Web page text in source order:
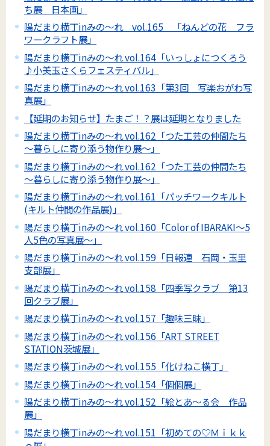
ち展 日本画」
陽だまり横丁inみの～れ vol.165 「ねんどの花 フラ
ワークラフト展」
陽だまり横丁inみの～れ vol.164「いっしょにつくろう
♪小美玉さくらフェスティバル」
陽だまり横丁inみの～れ vol.163「第3回 写楽おがわ写
真展」
【延期のお知らせ】たまご！？展は延期となりました
陽だまり横丁inみの～れ vol.162「つた工芸の仲間たち
～暮らしに寄り添う物作り展～」
陽だまり横丁inみの～れ vol.162「つた工芸の仲間たち
～暮らしに寄り添う物作り展～」
陽だまり横丁inみの～れ vol.161「パッチワークキルト
(キルト仲間の作品展)」
陽だまり横丁inみの～れ vol.160「Color of IBARAKI～5
人5色の写真展～」
陽だまり横丁inみの～れ vol.159「日報連 石岡・玉里
支部展」
陽だまり横丁inみの～れ vol.158「四季写クラブ 第13
回クラブ展」
陽だまり横丁inみの～れ vol.157「趣味三昧」
陽だまり横丁inみの～れ vol.156「ART STREET
STATION茨城展」
陽だまり横丁inみの～れ vol.155「化けねこ横丁」
陽だまり横丁inみの～れ vol.154「個個展」
陽だまり横丁inみの～れ vol.152「絵とあ～る会 作品
展」
陽だまり横丁inみの～れ vol.151「初めての♡Ｍｉｋｋ